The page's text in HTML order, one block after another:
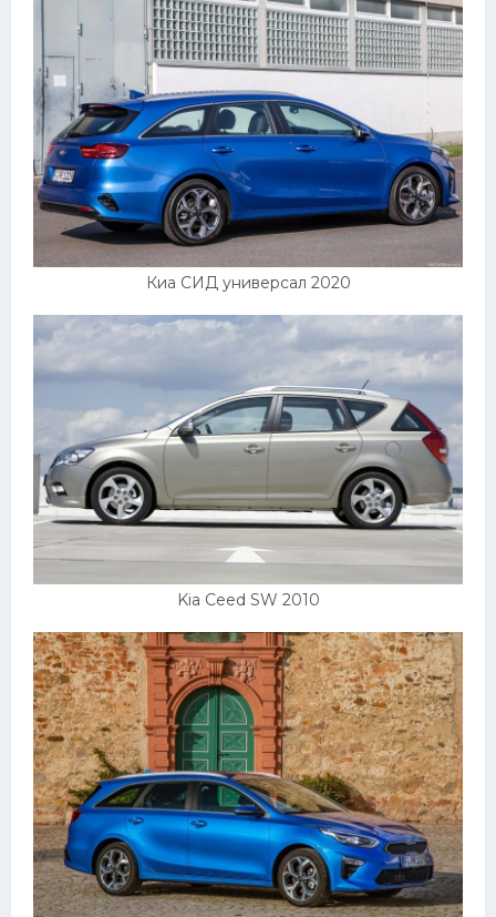
Киа СИД универсал 2020
Kia Ceed SW 2010